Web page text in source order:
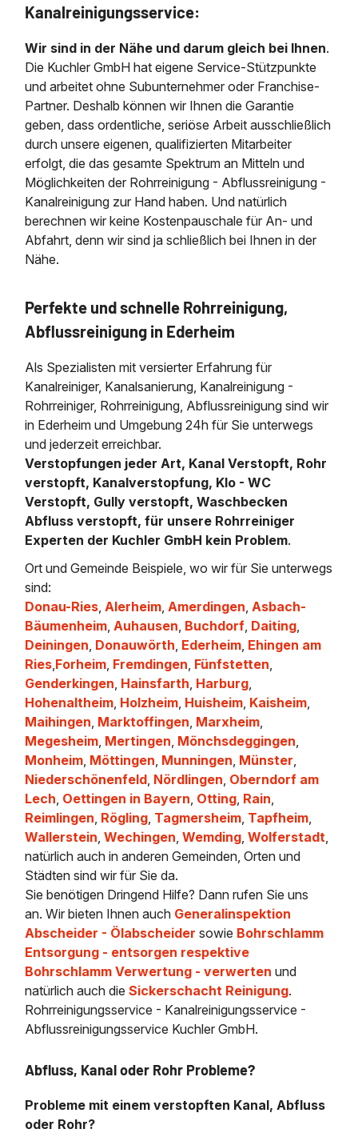
Kanalreinigungsservice:
Wir sind in der Nähe und darum gleich bei Ihnen.
Die Kuchler GmbH hat eigene Service-Stützpunkte
und arbeitet ohne Subunternehmer oder Franchise-
Partner. Deshalb können wir Ihnen die Garantie
geben, dass ordentliche, seriöse Arbeit ausschließlich
durch unsere eigenen, qualifizierten Mitarbeiter
erfolgt, die das gesamte Spektrum an Mitteln und
Möglichkeiten der Rohrreinigung - Abflussreinigung -
Kanalreinigung zur Hand haben. Und natürlich
berechnen wir keine Kostenpauschale für An- und
Abfahrt, denn wir sind ja schließlich bei Ihnen in der
Nähe.
Perfekte und schnelle Rohrreinigung,
Abflussreinigung in Ederheim
Als Spezialisten mit versierter Erfahrung für
Kanalreiniger, Kanalsanierung, Kanalreinigung -
Rohrreiniger, Rohrreinigung, Abflussreinigung sind wir
in Ederheim und Umgebung 24h für Sie unterwegs
und jederzeit erreichbar.
Verstopfungen jeder Art, Kanal Verstopft, Rohr
verstopft, Kanalverstopfung, Klo - WC
Verstopft, Gully verstopft, Waschbecken
Abfluss verstopft, für unsere Rohrreiniger
Experten der Kuchler GmbH kein Problem.
Ort und Gemeinde Beispiele, wo wir für Sie unterwegs
sind:
Donau-Ries,Alerheim,Amerdingen,Asbach-
Bäumenheim,Auhausen, Buchdorf, Daiting,
Deiningen, Donauwörth, Ederheim, Ehingen am
Ries,Forheim, Fremdingen, Fünfstetten,
Genderkingen, Hainsfarth, Harburg,
Hohenaltheim, Holzheim, Huisheim, Kaisheim,
Maihingen, Marktoffingen, Marxheim,
Megesheim, Mertingen, Mönchsdeggingen,
Monheim, Möttingen, Munningen, Münster,
Niederschönenfeld, Nördlingen, Oberndorf am
Lech, Oettingen in Bayern, Otting, Rain,
Reimlingen, Rögling, Tagmersheim, Tapfheim,
Wallerstein,Wechingen,Wemding,Wolferstadt,
natürlich auch in anderen Gemeinden, Orten und
Städten sind wir für Sie da.
Sie benötigen Dringend Hilfe? Dann rufen Sie uns
an. Wir bieten Ihnen auch Generalinspektion
Abscheider - Ölabscheider sowie Bohrschlamm
Entsorgung - entsorgen respektive
Bohrschlamm Verwertung - verwerten und
natürlich auch dieSickerschacht Reinigung.
Rohrreinigungsservice - Kanalreinigungsservice -
Abflussreinigungsservice Kuchler GmbH.
Abfluss, Kanal oder Rohr Probleme?
Probleme mit einem verstopften Kanal, Abfluss
oder Rohr?